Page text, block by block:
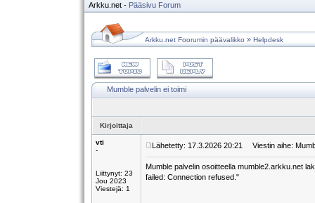
Arkku.net - Pääsivu Forum
Arkku.net Foorumin päävalikko » Helpdesk
Mumble palvelin ei toimi
Kirjoittaja
vti
-
Liittynyt: 23
Jou 2023
Viestejä: 1
Lähetetty: 17.3.2026 20:21 Viestin aihe:
Mumble palvelin osoitteella mumble2.arkku.net
failed: Connection refused."